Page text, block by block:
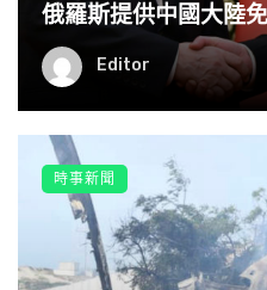
俄羅斯提供中國大陸
Editor
時事新聞